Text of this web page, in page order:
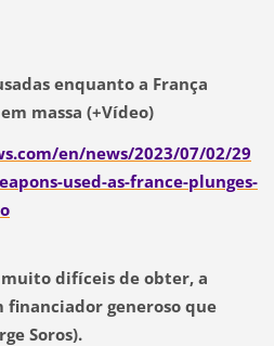
enquanto a França
massa (+Vídeo)
en/news/2023/07/02/29
used-as-france-plunges-
difíceis de obter, a
financiador generoso que
Soros).